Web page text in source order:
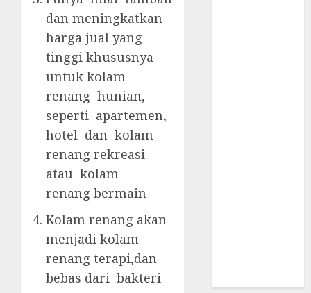
dan meningkatkan
harga jual yang
tinggi khususnya
untuk kolam
renang hunian,
seperti apartemen,
hotel dan kolam
renang rekreasi
atau kolam
renang bermain
Kolam renang akan
menjadi kolam
renang terapi,dan
bebas dari bakteri